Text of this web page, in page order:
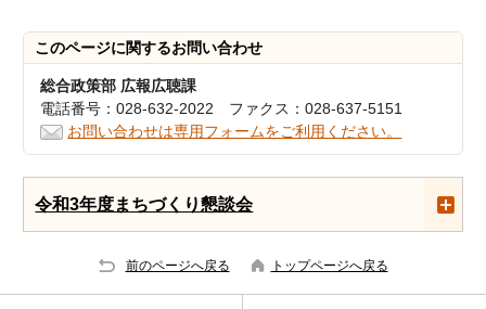
このページに関するお問い合わせ
総合政策部 広報広聴課
電話番号：028-632-2022 ファクス：028-637-5151
お問い合わせは専用フォームをご利用ください。
令和3年度まちづくり懇談会
前のページへ戻る トップページへ戻る